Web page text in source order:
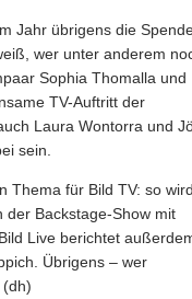
Jahr übrigens die
wer unter anderem
Sophia Thomalla und
TV-Auftritt der
Laura Wontorra und
sein.
Thema für Bild TV: so
der Backstage-Show mit
Live berichtet
Übrigens – wer